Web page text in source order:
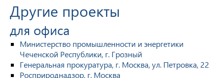
Другие проекты
для офиса
Министерство промышленности и энергетики
Чеченской Республики, г. Грозный
Генеральная прокуратура, г. Москва, ул. Петровка, 22
Росприроднадзор, г. Москва